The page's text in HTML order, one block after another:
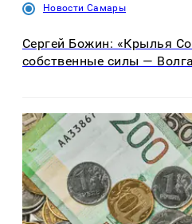
Новости Самары
Сергей Божин: «Крылья
собственные силы —